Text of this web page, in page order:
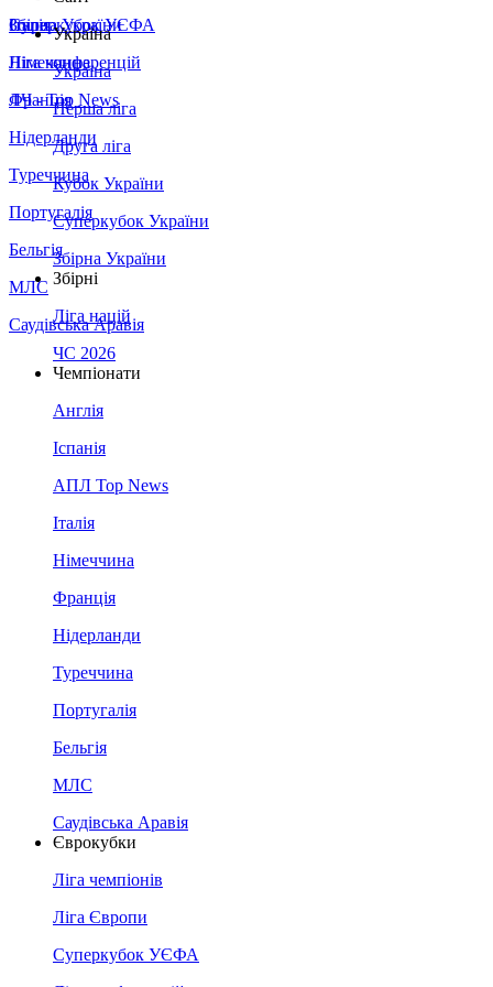
Збірна України
Італія
Німеччина
Франція
Нідерланди
Туреччина
Португалія
Бельгія
МЛС
Саудівська Аравія
Суперкубок УЄФА
Ліга конференцій
ЛЧ - Top News
Україна
Україна
Перша ліга
Друга ліга
Кубок України
Суперкубок України
Збірна України
Збірні
Ліга націй
ЧС 2026
Чемпіонати
Англія
Іспанія
АПЛ Top News
Італія
Німеччина
Франція
Нідерланди
Туреччина
Португалія
Бельгія
МЛС
Саудівська Аравія
Єврокубки
Ліга чемпіонів
Ліга Європи
Суперкубок УЄФА